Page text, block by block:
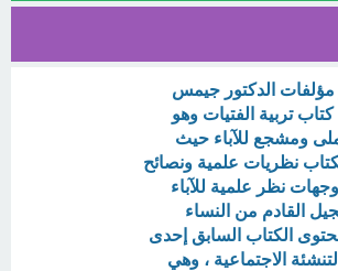
مؤلفات الدكتور جيمس
تربية الفتيات وهو
ومشجع للآباء حيث
نظريات علمية ونصائح
نظر علمية للآباء
القادم من النساء
الكتاب السابق إحدى
الاجتماعية ، وهي